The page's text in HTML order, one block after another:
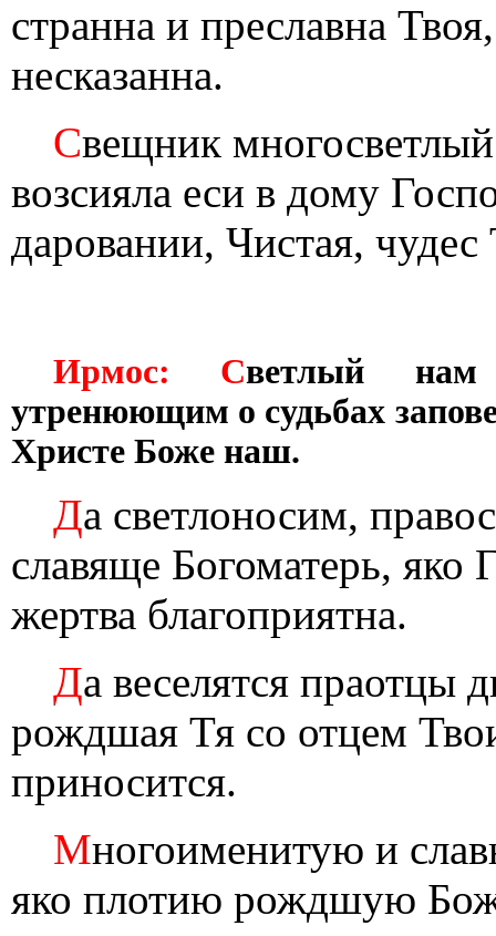
странна и преславна
несказанна.
Свещник
возсияла еси в дому
даровании, Чистая,
Ирмос: Светлый нам
утренюющим о судьбах
Христе Боже наш.
Да светлоносим,
славяще Богоматерь, яко
жертва благоприятна.
Да веселятся праотцы
рождшая Тя со отцем
приносится.
Многоименитую и
яко плотию рождшую